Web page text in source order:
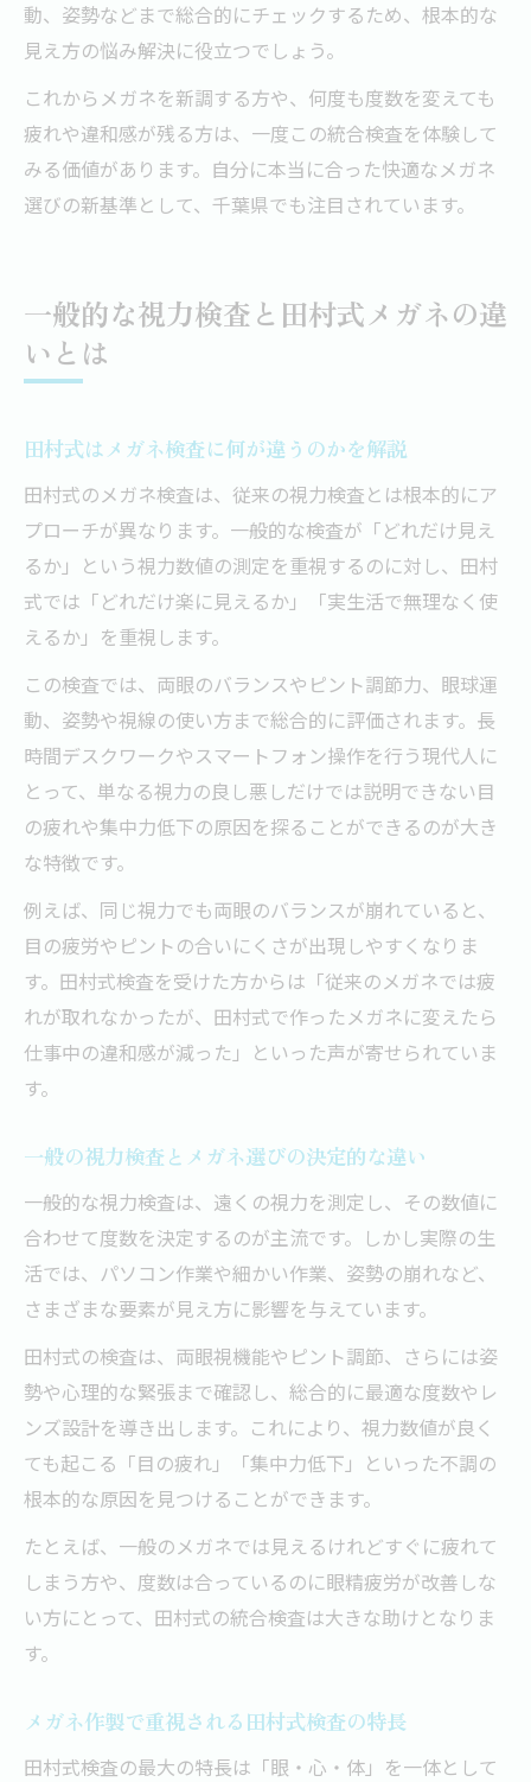
動、姿勢などまで総合的にチェックするため、根本的な
見え方の悩み解決に役立つでしょう。
これからメガネを新調する方や、何度も度数を変えても
疲れや違和感が残る方は、一度この統合検査を体験して
みる価値があります。自分に本当に合った快適なメガネ
選びの新基準として、千葉県でも注目されています。
一般的な視力検査と田村式メガネの違
いとは
田村式はメガネ検査に何が違うのかを解説
田村式のメガネ検査は、従来の視力検査とは根本的にア
プローチが異なります。一般的な検査が「どれだけ見え
るか」という視力数値の測定を重視するのに対し、田村
式では「どれだけ楽に見えるか」「実生活で無理なく使
えるか」を重視します。
この検査では、両眼のバランスやピント調節力、眼球運
動、姿勢や視線の使い方まで総合的に評価されます。長
時間デスクワークやスマートフォン操作を行う現代人に
とって、単なる視力の良し悪しだけでは説明できない目
の疲れや集中力低下の原因を探ることができるのが大き
な特徴です。
例えば、同じ視力でも両眼のバランスが崩れていると、
目の疲労やピントの合いにくさが出現しやすくなりま
す。田村式検査を受けた方からは「従来のメガネでは疲
れが取れなかったが、田村式で作ったメガネに変えたら
仕事中の違和感が減った」といった声が寄せられていま
す。
一般の視力検査とメガネ選びの決定的な違い
一般的な視力検査は、遠くの視力を測定し、その数値に
合わせて度数を決定するのが主流です。しかし実際の生
活では、パソコン作業や細かい作業、姿勢の崩れなど、
さまざまな要素が見え方に影響を与えています。
田村式の検査は、両眼視機能やピント調節、さらには姿
勢や心理的な緊張まで確認し、総合的に最適な度数やレ
ンズ設計を導き出します。これにより、視力数値が良く
ても起こる「目の疲れ」「集中力低下」といった不調の
根本的な原因を見つけることができます。
たとえば、一般のメガネでは見えるけれどすぐに疲れて
しまう方や、度数は合っているのに眼精疲労が改善しな
い方にとって、田村式の統合検査は大きな助けとなりま
す。
メガネ作製で重視される田村式検査の特長
田村式検査の最大の特長は「眼・心・体」を一体として